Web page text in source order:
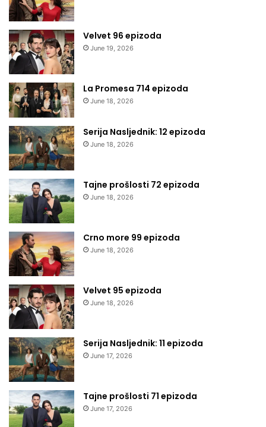
Velvet 96 epizoda
June 19, 2026
La Promesa 714 epizoda
June 18, 2026
Serija Nasljednik: 12 epizoda
June 18, 2026
Tajne prošlosti 72 epizoda
June 18, 2026
Crno more 99 epizoda
June 18, 2026
Velvet 95 epizoda
June 18, 2026
Serija Nasljednik: 11 epizoda
June 17, 2026
Tajne prošlosti 71 epizoda
June 17, 2026